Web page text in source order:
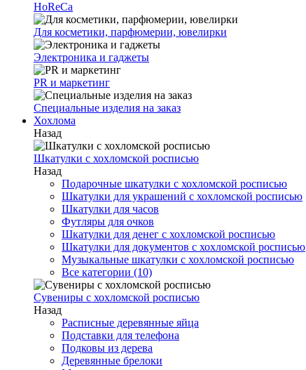
HoReCa
Для косметики, парфюмерии, ювелирки
Электроника и гаджеты
PR и маркетинг
Специальные изделия на заказ
Хохлома
Назад
Шкатулки с хохломской росписью
Назад
Подарочные шкатулки с хохломской росписью
Шкатулки для украшений с хохломской росписью
Шкатулки для часов
Футляры для очков
Шкатулки для денег с хохломской росписью
Шкатулки для документов с хохломской росписью
Музыкальные шкатулки с хохломской росписью
Все категории (10)
Сувениры с хохломской росписью
Назад
Расписные деревянные яйца
Подставки для телефона
Подковы из дерева
Деревянные брелоки